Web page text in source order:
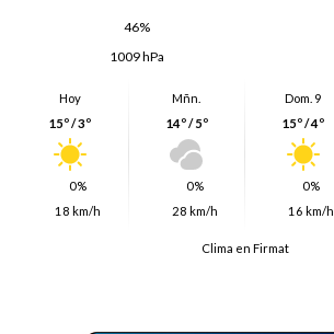
46%
1009 hPa
Hoy
15º / 3º
0%
18 km/h
Mñn.
14º / 5º
0%
28 km/h
Dom. 9
15º / 4º
0%
16 km/h
Clima en Firmat